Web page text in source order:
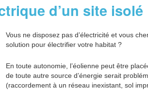
d’un site isolé
Vous ne disposez pas d’électricité et vous
solution pour électrifier votre habitat ?
En toute autonomie, l’éolienne peut être
de toute autre source d’énergie serait
(raccordement à un réseau inexistant, sol